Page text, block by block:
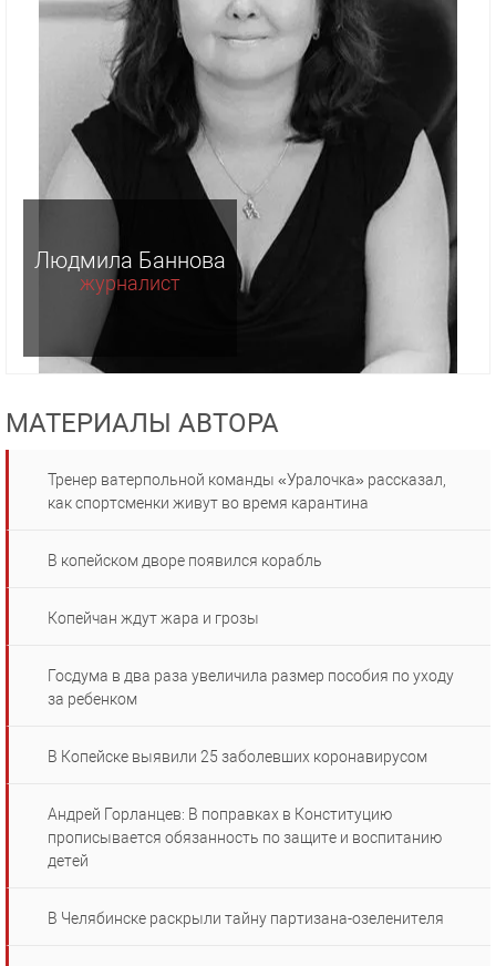
Людмила Баннова
журналист
МАТЕРИАЛЫ АВТОРА
Тренер ватерпольной команды «Уралочка» рассказал,
как спортсменки живут во время карантина
В копейском дворе появился корабль
Копейчан ждут жара и грозы
Госдума в два раза увеличила размер пособия по уходу
за ребенком
В Копейске выявили 25 заболевших коронавирусом
Андрей Горланцев: В поправках в Конституцию
прописывается обязанность по защите и воспитанию
детей
В Челябинске раскрыли тайну партизана-озеленителя